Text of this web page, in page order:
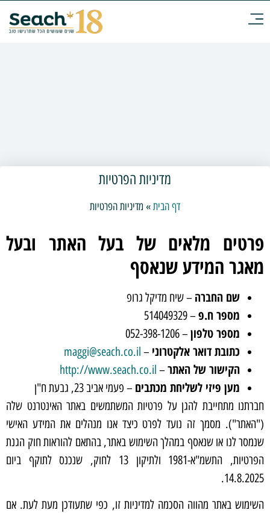
מדיניות הפרטיות
דף הבית» מדיניות הפרטיות
פרטים מלאים של בעל האתר ובעל
מאגר המידע שנאסף
שם החברה – שיח מדיקל גרופ
מספר ח.פ – 514049329
מספר טלפון – 052-398-1206
כתובת דואר אלקטרוני –
maggi@seach.co.il
הקישור של האתר –
http://www.seach.co.il
מען פיזי לשליחת מכתבים – פעמי אביב 23, גבעת ח"ן
חברתנו מתחייבת להגן על פרטיות המשתמשים באתר האינטרנט שלה
("האתר"). מסמך זה נועד לפרט כיצד אנו מנהלים את המידע האישי
שנמסר לנו או שנאסף במהלך השימוש באתר, בהתאם להוראות חוק הגנת
הפרטיות, התשמ"א-1981 ולתיקון 13 לחוק, שנכנס לתוקף ביום
14.8.2025.
השימוש באתר מהווה הסכמה למדיניות זו, כפי שתעודכן מעת לעת. אם